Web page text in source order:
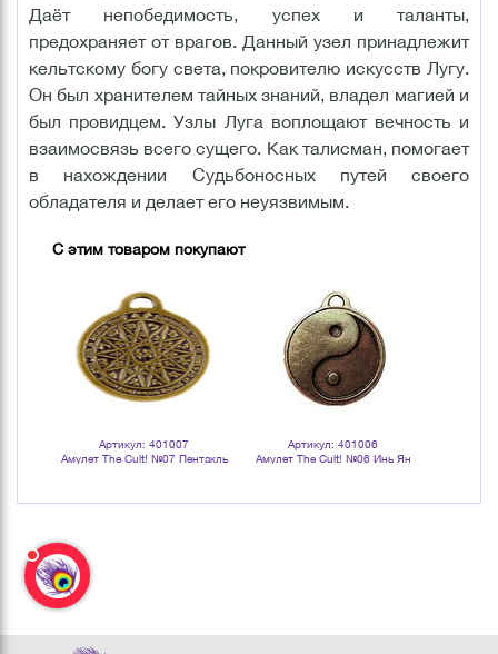
Даёт непобедимость, успех и таланты,
предохраняет от врагов. Данный узел принадлежит
кельтскому богу света, покровителю искусств Лугу.
Он был хранителем тайных знаний, владел магией и
был провидцем. Узлы Луга воплощают вечность и
взаимосвязь всего сущего. Как талисман, помогает
в нахождении Судьбоносных путей своего
обладателя и делает его неуязвимым.
С этим товаром покупают
Артикул: 401007
Амулет The Cult! №07 Пентакль
Артикул: 401006
Амулет The Cult! №06 Инь Ян